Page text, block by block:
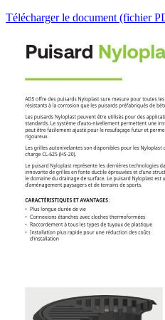
Télécharger le document (fichier